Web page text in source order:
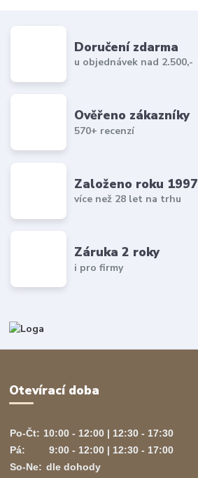
Doručení zdarma
u objednávek nad 2.500,-
Ověřeno zákazníky
570+ recenzí
Založeno roku 1997
více než 28 let na trhu
Záruka 2 roky
i pro firmy
Otevírací doba
Po-Čt: 10:00 - 12:00 | 12:30 - 17:30
Pá:
9:00 - 12:00 | 12:30 - 17:00
So-Ne: dle dohody